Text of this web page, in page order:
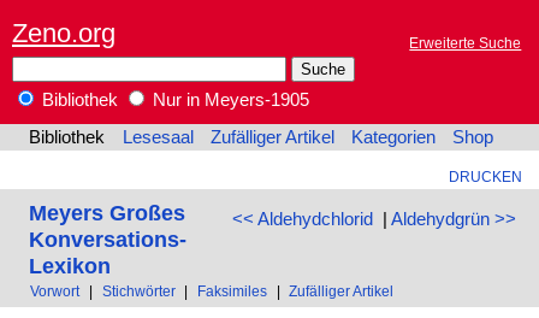
Zeno.org Erweiterte Suche
Bibliothek
Nur in Meyers-1905
Bibliothek
Lesesaal Zufälliger Artikel Kategorien Shop
DRUCKEN
<< Aldehydchlorid| Aldehydgrün >>
Meyers Großes
Konversations-
Lexikon
Vorwort Stichwörter Faksimiles Zufälliger Artikel